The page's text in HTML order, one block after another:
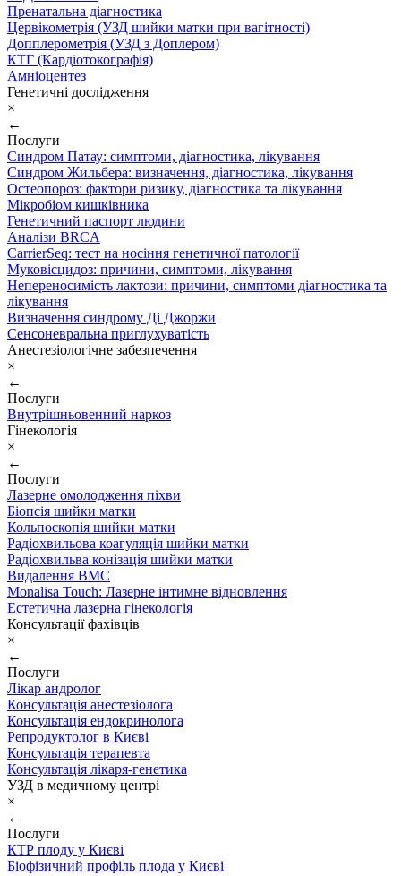
Пренатальна діагностика
Цервікометрія (УЗД шийки матки при вагітності)
Допплерометрія (УЗД з Доплером)
КТГ (Кардіотокографія)
Амніоцентез
Генетичні дослідження
×
←
Послуги
Синдром Патау: симптоми, дiагностика, лiкування
Синдром Жильбера: визначення, діагностика, лікування
Остеопороз: фактори ризику, діагностика та лікування
Мікробіом кишківника
Генетичний паспорт людини
Аналізи BRCA
CarrierSeq: тест на носіння генетичної патології
Муковісцидоз: причини, симптоми, лікування
Непереносимість лактози: причини, симптоми діагностика та
лікування
Визначення синдрому Ді Джоржи
Сенсоневральна приглухуватість
Анестезіологічне забезпечення
×
←
Послуги
Внутрішньовенний наркоз
Гінекологія
×
←
Послуги
Лазерне омолодження піхви
Біопсія шийки матки
Кольпоскопія шийки матки
Радіохвильова коагуляція шийки матки
Радіохвильва конізація шийки матки
Видалення ВМС
Monalisa Touch: Лазерне інтимне відновлення
Естетична лазерна гінекологія
Консультації фахівців
×
←
Послуги
Лікар андролог
Консультація анестезіолога
Консультація ендокринолога
Репродуктолог в Києві
Консультація терапевта
Консультація лікаря-генетика
УЗД в медичному центрі
×
←
Послуги
КТР плоду у Києві
Біофізичний профіль плода у Києві